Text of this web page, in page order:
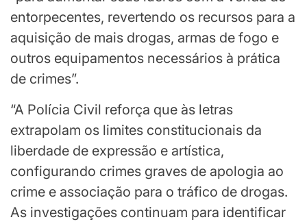
entorpecentes, revertendo os recursos para a
aquisição de mais drogas, armas de fogo e
outros equipamentos necessários à prática
de crimes”.
“A Polícia Civil reforça que às letras
extrapolam os limites constitucionais da
liberdade de expressão e artística,
configurando crimes graves de apologia ao
crime e associação para o tráfico de drogas.
As investigações continuam para identificar